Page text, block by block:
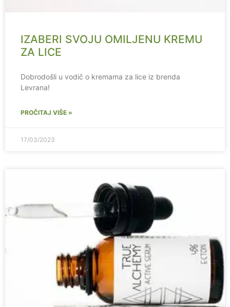
IZABERI SVOJU OMILJENU KREMU
ZA LICE
Dobrodošli u vodič o kremama za lice iz brenda
Levrana!
PROČITAJ VIŠE »
17/03/2023